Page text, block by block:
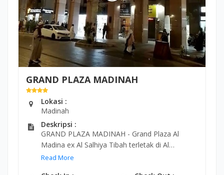
Ajyad, Mecca 24231, Arab Saudi
Telepon: +966 12 572 0500
GRAND PLAZA MADINAH
Lokasi :
Madinah
Deskripsi :
GRAND PLAZA MADINAH - Grand Plaza Al
Madina ex Al Salhiya Tibah terletak di Al
Madinah, berjarak cukup dekat dari Masjid
Read More